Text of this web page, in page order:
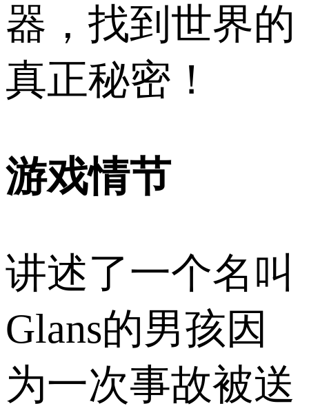
器，找到世界的
真正秘密！
游戏情节
讲述了一个名叫
Glans的男孩因
为一次事故被送